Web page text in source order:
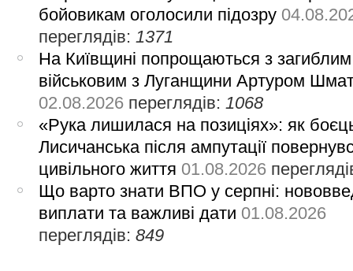
бойовикам оголосили підозру
переглядів:1371
На Київщині попрощаються з загиблим
військовим з Луганщини Артуром
02.08.2026 переглядів:1068
«Рука лишилася на позиціях»: як
Лисичанська після ампутації
цивільного життя 01.08.2026
Що варто знати ВПО у серпні:
виплати та важливі дати 01.08.2026
переглядів:849